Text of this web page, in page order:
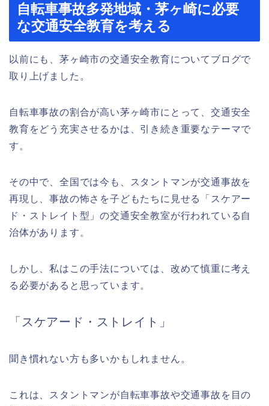
自転車事故多発地域・茅ヶ崎に必要
な交通安全教育を考える
以前にも、茅ヶ崎市の交通安全教育についてブログで
取り上げました。
自転車事故の割合が高い茅ヶ崎市にとって、交通安全
教育をどう充実させるかは、引き続き重要なテーマで
す。
その中で、全国では今も、スタントマンが交通事故を
再現し、事故の怖さを子どもたちに見せる「スケアー
ド・ストレイト型」の交通安全教室が行われている自
治体があります。
しかし、私はこの手法については、改めて慎重に考え
る必要があると思っています。
「スケアード・ストレイト」
聞き慣れない方も多いかもしれません。
これは、スタントマンが自転車事故や交通事故を目の